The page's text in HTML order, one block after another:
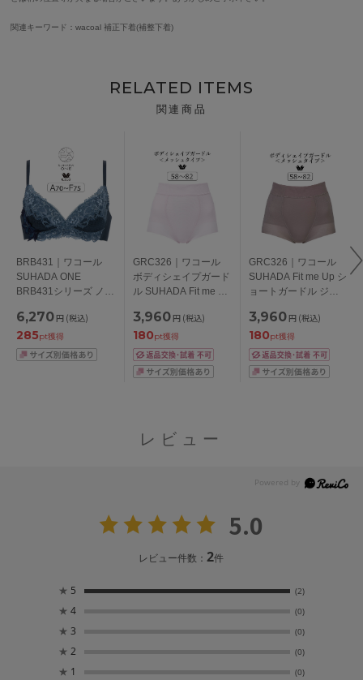
関連キーワード：wacoal 補正下着(補整下着)
RELATED ITEMS
関連商品
BRB431｜ワコール
SUHADA ONE
BRB431シリーズ ノン
75
6,270 円 (税込)
285pt獲得
GRC326｜ワコール
ボディシェイプガード
ル SUHADA Fit me Up
ートガードル ショー
ト丈・ジャストウエス
ト 58/64/70/76/82
3,960 円 (税込)
180pt獲得
GRC326｜ワコール
SUHADA Fit me Up シ
ョートガードル ジャ
ト丈 58/64/70/76/82
3,960 円 (税込)
180pt獲得
レビュー
5.0
レビュー件数：2件
★ 5 (2)
★ 4 (0)
★ 3 (0)
★ 2 (0)
★ 1 (0)